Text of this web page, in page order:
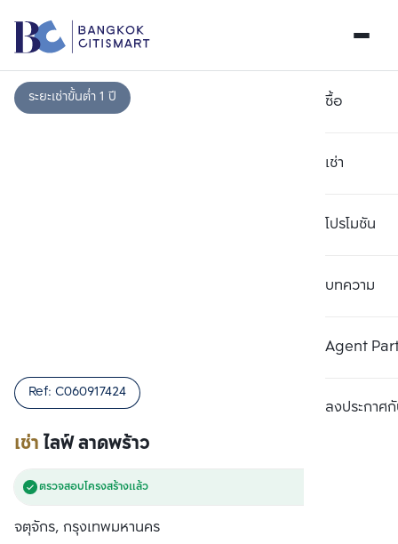
ซื้อ
เช่า
โปรโมชัน
บทความ
Agent
ลงประกาศกั
ระยะเช่าขั้นต่ำ 1 ปี
เช่าไลฟ์ ลาดพร้าว
Ref: C060917424
ตรวจสอบโครงสร้างแล้ว
จตุจักร, กรุงเทพมหานคร
เปรียบเทียบ